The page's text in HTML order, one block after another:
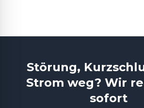
Störung,
Strom weg? Wir
sofort